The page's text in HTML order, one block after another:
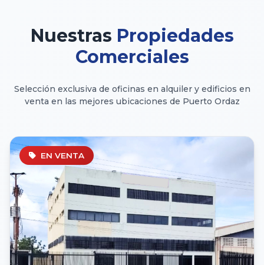
Nuestras Propiedades
Comerciales
Selección exclusiva de oficinas en alquiler y edificios en
venta en las mejores ubicaciones de Puerto Ordaz
EN VENTA